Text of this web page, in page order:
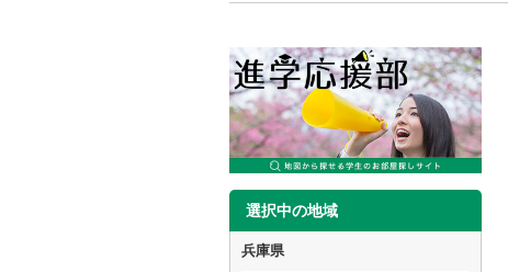
選択中の地域
兵庫県